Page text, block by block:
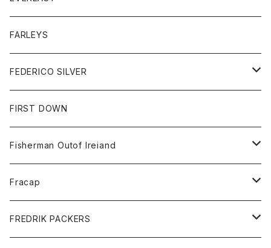
シャツ
セーター
ボトム
ショートパンツ
パンツ
レディース
コート
ジャケット
トップス
ジャケット
スエットシャツ
ボトム
スエットパンツ
グッズ
帽子
FARLEYS
FEDERICO SILVER
アクセサリー
FIRST DOWN
Fisherman Outof Ireiand
ニット
Fracap
グッズ
FREDRIK PACKERS